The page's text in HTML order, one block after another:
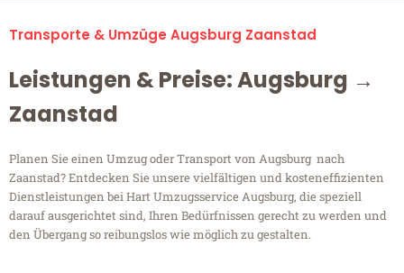
Transporte & Umzüge Augsburg Zaanstad
Leistungen & Preise: Augsburg →
Zaanstad
Planen Sie einen Umzug oder Transport von Augsburg nach
Zaanstad? Entdecken Sie unsere vielfältigen und kosteneffizienten
Dienstleistungen bei Hart Umzugsservice Augsburg, die speziell
darauf ausgerichtet sind, Ihren Bedürfnissen gerecht zu werden und
den Übergang so reibungslos wie möglich zu gestalten.